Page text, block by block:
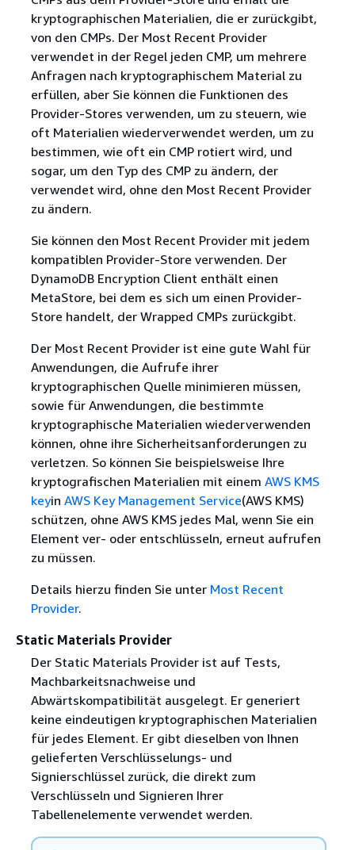
kryptographischen Materialien, die er zurückgibt,
von den CMPs. Der Most Recent Provider
verwendet in der Regel jeden CMP, um mehrere
Anfragen nach kryptographischem Material zu
erfüllen, aber Sie können die Funktionen des
Provider-Stores verwenden, um zu steuern, wie
oft Materialien wiederverwendet werden, um zu
bestimmen, wie oft ein CMP rotiert wird, und
sogar, um den Typ des CMP zu ändern, der
verwendet wird, ohne den Most Recent Provider
zu ändern.
Sie können den Most Recent Provider mit jedem
kompatiblen Provider-Store verwenden. Der
DynamoDB Encryption Client enthält einen
MetaStore, bei dem es sich um einen Provider-
Store handelt, der Wrapped CMPs zurückgibt.
Der Most Recent Provider ist eine gute Wahl für
Anwendungen, die Aufrufe ihrer
kryptographischen Quelle minimieren müssen,
sowie für Anwendungen, die bestimmte
kryptographische Materialien wiederverwenden
können, ohne ihre Sicherheitsanforderungen zu
verletzen. So können Sie beispielsweise Ihre
kryptografischen Materialien mit einem AWS KMS
keyin AWS Key Management Service(AWS KMS)
schützen, ohne AWS KMS jedes Mal, wenn Sie ein
Element ver- oder entschlüsseln, erneut aufrufen
zu müssen.
Details hierzu finden Sie unter Most Recent
Provider.
Static Materials Provider
Der Static Materials Provider ist auf Tests,
Machbarkeitsnachweise und
Abwärtskompatibilität ausgelegt. Er generiert
keine eindeutigen kryptographischen Materialien
für jedes Element. Er gibt dieselben von Ihnen
gelieferten Verschlüsselungs- und
Signierschlüssel zurück, die direkt zum
Verschlüsseln und Signieren Ihrer
Tabellenelemente verwendet werden.